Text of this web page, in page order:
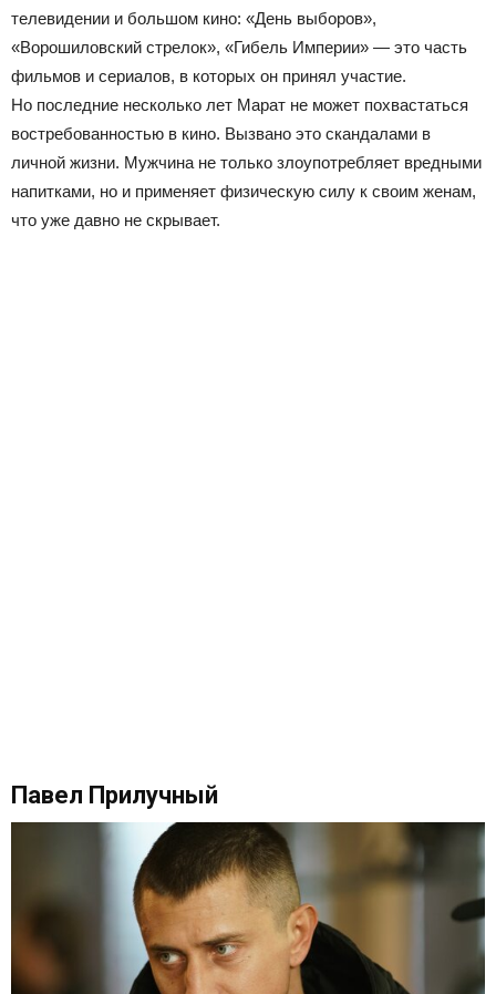
телевидении и большом кино: «День выборов»,
«Ворошиловский стрелок», «Гибель Империи» — это часть
фильмов и сериалов, в которых он принял участие.
Но последние несколько лет Марат не может похвастаться
востребованностью в кино. Вызвано это скандалами в
личной жизни. Мужчина не только злоупотребляет вредными
напитками, но и применяет физическую силу к своим женам,
что уже давно не скрывает.
Павел Прилучный